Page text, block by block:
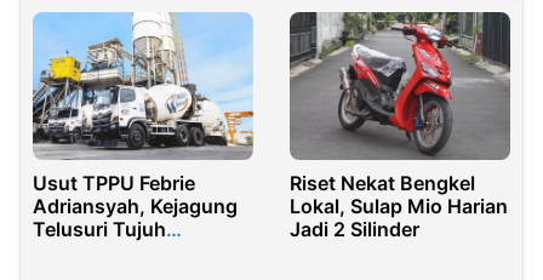
Usut TPPU Febrie
Adriansyah, Kejagung
Telusuri Tujuh
Riset Nekat Bengkel
Lokal, Sulap Mio Harian
Jadi 2 Silinder